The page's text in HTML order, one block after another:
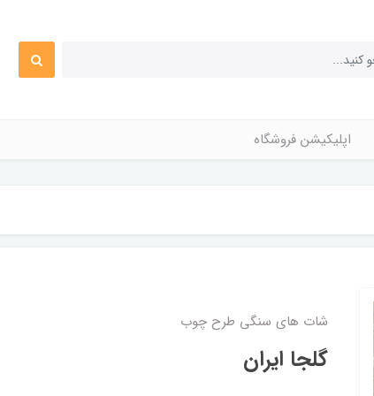
اپلیکیشن فروشگاه
شات های سنگی طرح چوب
گلجا ایران